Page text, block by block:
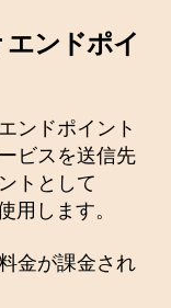
エンドポイ
ンドポイント
ビスを送信先
トとして
用します。
金が課金され